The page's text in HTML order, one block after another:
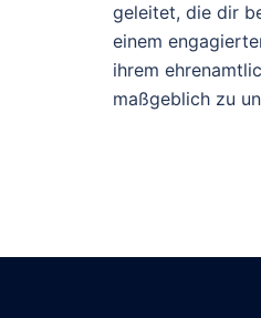
geleitet, die dir
einem
ihrem
maßgeblich zu